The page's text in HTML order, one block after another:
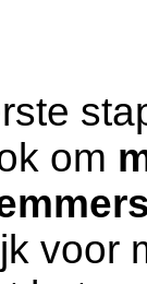
om
voor